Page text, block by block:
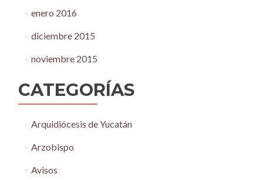
enero 2016
diciembre 2015
noviembre 2015
CATEGORÍAS
Arquidiócesis de Yucatán
Arzobispo
Avisos